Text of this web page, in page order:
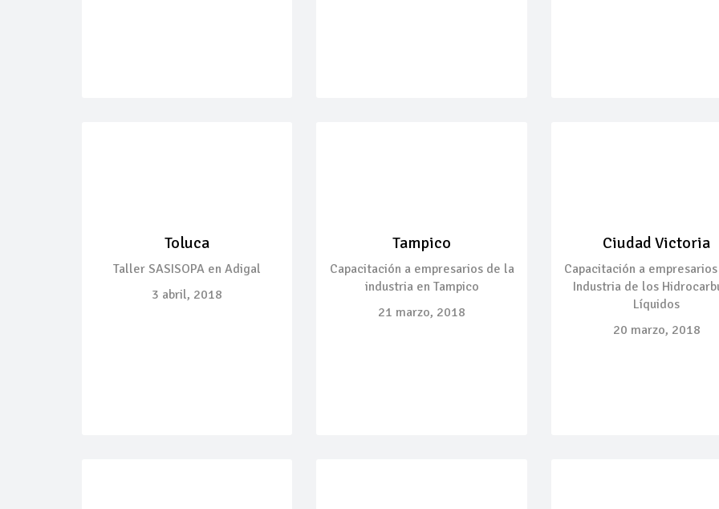
Toluca
Taller SASISOPA en Adigal
3 abril, 2018
Tampico
Capacitación a empresarios de la
industria en Tampico
21 marzo, 2018
Ciudad Victoria
Capacitación a
Industria de los
Líquidos
20 marzo, 2018